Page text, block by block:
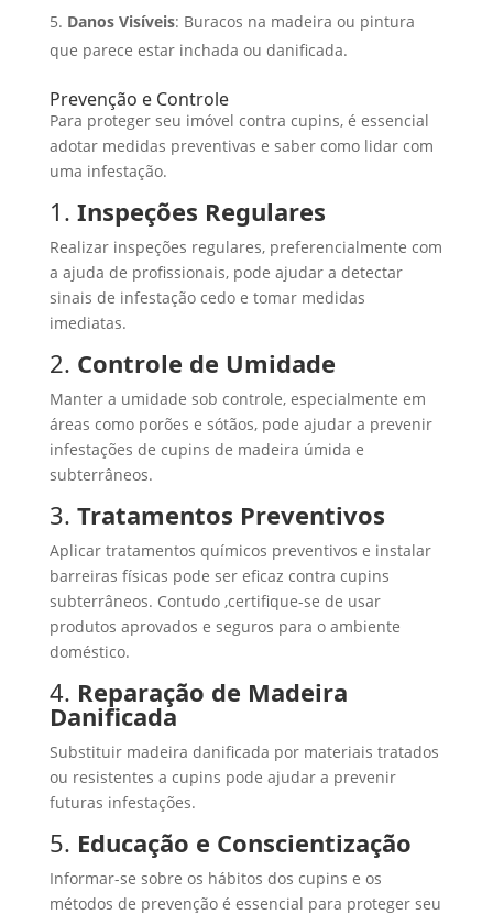
Danos Visíveis: Buracos na madeira ou pintura
que parece estar inchada ou danificada.
Prevenção e Controle
Para proteger seu imóvel contra cupins, é essencial
adotar medidas preventivas e saber como lidar com
uma infestação.
1. Inspeções Regulares
Realizar inspeções regulares, preferencialmente com
a ajuda de profissionais, pode ajudar a detectar
sinais de infestação cedo e tomar medidas
imediatas.
2. Controle de Umidade
Manter a umidade sob controle, especialmente em
áreas como porões e sótãos, pode ajudar a prevenir
infestações de cupins de madeira úmida e
subterrâneos.
3. Tratamentos Preventivos
Aplicar tratamentos químicos preventivos e instalar
barreiras físicas pode ser eficaz contra cupins
subterrâneos. Contudo ,certifique-se de usar
produtos aprovados e seguros para o ambiente
doméstico.
4. Reparação de Madeira
Danificada
Substituir madeira danificada por materiais tratados
ou resistentes a cupins pode ajudar a prevenir
futuras infestações.
5. Educação e Conscientização
Informar-se sobre os hábitos dos cupins e os
métodos de prevenção é essencial para proteger seu